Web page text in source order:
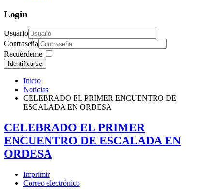
Login
Usuario
Contraseña
Recuérdeme
Identificarse
Inicio
Noticias
CELEBRADO EL PRIMER ENCUENTRO DE
ESCALADA EN ORDESA
CELEBRADO EL PRIMER
ENCUENTRO DE ESCALADA EN
ORDESA
Imprimir
Correo electrónico